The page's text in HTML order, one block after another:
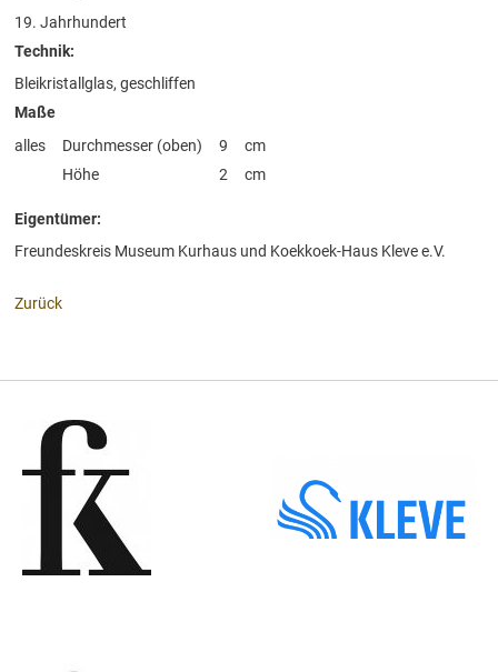
19. Jahrhundert
Technik:
Bleikristallglas, geschliffen
Maße
alles
Durchmesser (oben)
Höhe
9
2
cm
cm
Eigentümer:
Freundeskreis Museum Kurhaus und Koekkoek-Haus Kleve e.V.
Zurück